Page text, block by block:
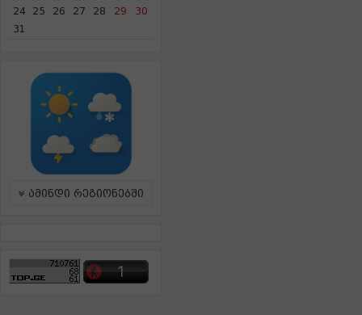
24
25 26 27 28 29
30
31
ამინდი რეგიონებში